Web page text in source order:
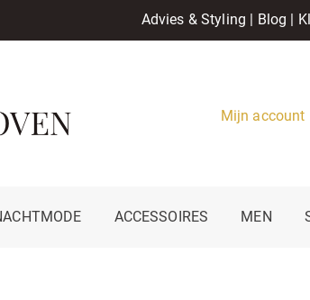
Advies & Styling | Blog |
Mijn account
ACCESSOIRES MEN